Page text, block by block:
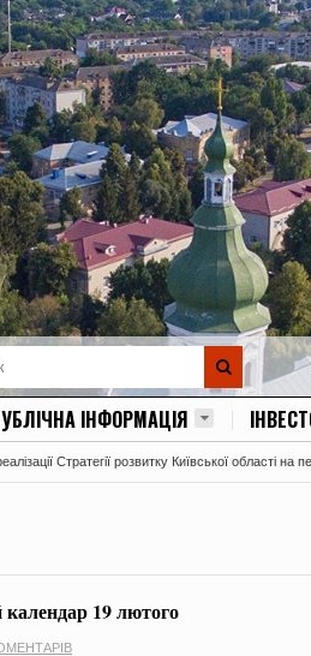
ІНФОРМАЦІЯ
Стратегії розвитку Київської області
19 лютого